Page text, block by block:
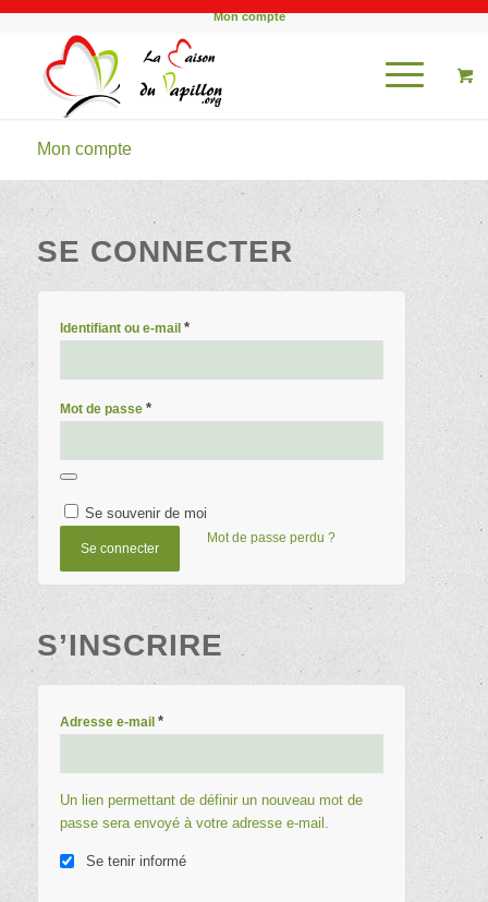
Mon compte
Mon compte
SE CONNECTER
Identifiant ou e-mail *
Mot de passe *
Se souvenir de moi
Se connecter
Mot de passe perdu ?
S’INSCRIRE
Adresse e-mail *
Un lien permettant de définir un nouveau mot de
passe sera envoyé à votre adresse e-mail.
Se tenir informé